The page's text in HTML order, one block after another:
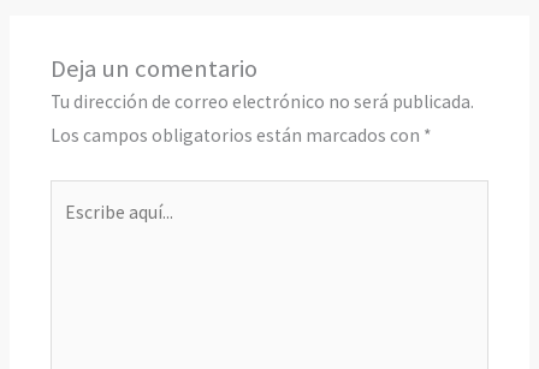
Deja un comentario
Tu dirección de correo electrónico no será publicada.
Los campos obligatorios están marcados con *